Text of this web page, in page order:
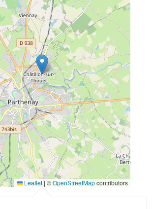
Leaflet|©OpenStreetMapcontributors